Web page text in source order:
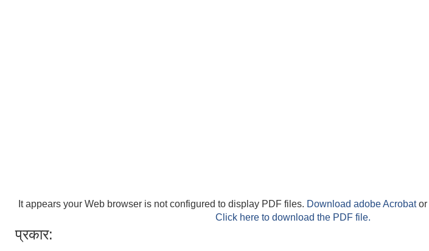
It appears your Web browser is not configured to display PDF files. Download adobe Acrobator
Click here to download the PDF file.
प्रकार: